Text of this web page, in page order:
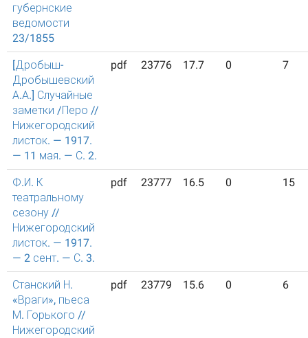
губернские
ведомости
23/1855
[Дробыш-
Дробышевский
А.А.] Случайные
заметки /Перо //
Нижегородский
листок. — 1917.
— 11 мая. — С. 2.
pdf 23776 17.7 0 7
Ф.И. К
театральному
сезону //
Нижегородский
листок. — 1917.
— 2 сент. — С. 3.
pdf 23777 16.5 0 15
Станский Н.
«Враги», пьеса
М. Горького //
Нижегородский
pdf 23779 15.6 0 6